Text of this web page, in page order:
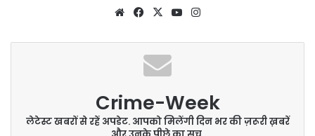
WebsiteFacebook
X YouTube
Crime-Week
लेटेस्ट खबरों से रहें अपडेट. आपको मिलेंगी दिन भर की ज़रूरी ख़बरें